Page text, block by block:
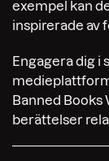
exempel kan
inspirerade av
Engagera dig i
Banned Books
berättelser